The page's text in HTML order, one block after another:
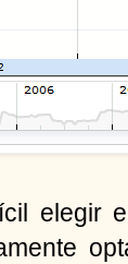
elegir